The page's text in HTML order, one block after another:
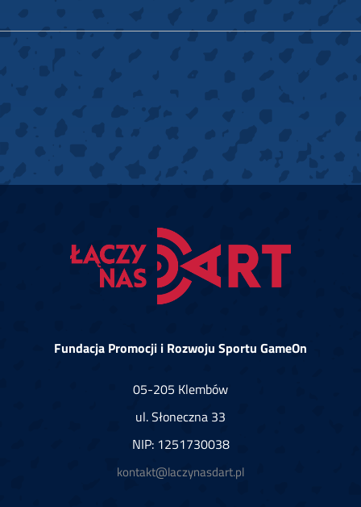
Fundacja Promocji i Rozwoju Sportu GameOn
05-205 Klembów
ul. Słoneczna 33
NIP: 1251730038
kontakt@laczynasdart.pl